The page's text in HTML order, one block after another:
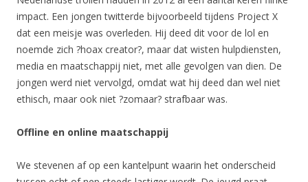
impact. Een jongen twitterde bijvoorbeeld tijdens Project X
dat een meisje was overleden. Hij deed dit voor de lol en
noemde zich ?hoax creator?, maar dat wisten hulpdiensten,
media en maatschappij niet, met alle gevolgen van dien. De
jongen werd niet vervolgd, omdat wat hij deed dan wel niet
ethisch, maar ook niet ?zomaar? strafbaar was.
Offline en online maatschappij
We stevenen af op een kantelpunt waarin het onderscheid